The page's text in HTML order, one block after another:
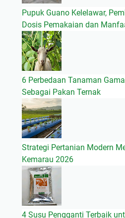
Pupuk Guano Kelelawar,
Dosis Pemakaian dan
6 Perbedaan Tanaman
Sebagai Pakan Ternak
Strategi Pertanian Modern
Kemarau 2026
4 Susu Pengganti Terbaik